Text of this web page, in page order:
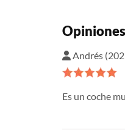
Opiniones
Andrés
Es un coche